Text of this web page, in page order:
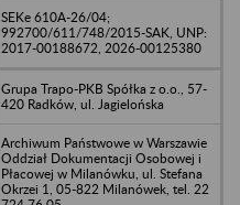
SEKe 610A-26/04;
992700/611/748/2015-SAK, UNP:
2017-00188672, 2026-00125380
Grupa Trapo-PKB Spółka z o.o., 57-
420 Radków, ul. Jagielońska
Archiwum Państwowe w Warszawie
Oddział Dokumentacji Osobowej i
Płacowej w Milanówku, ul. Stefana
Okrzei 1, 05-822 Milanówek, tel. 22